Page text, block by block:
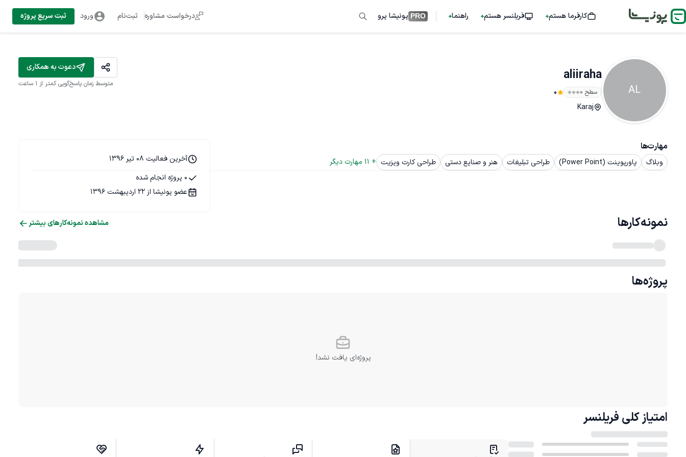
کارفرما هستم فریلنسر هستم راهنما PRO پونیشا پرو درخواست مشاوره ثبت‌نام ورود ثبت سریع پروژه
AL
aliiraha
سطح ۰ 0
Karaj
دعوت به همکاری
متوسط زمان پاسخ‌گویی کمتر از 1 ساعت
مهارت‌ها
وبلاگ پاورپوینت (Power Point) طراحی تبلیغات هنر و صنایع دستی طراحی کارت ویزیت +
11 مهارت دیگر
آخرین فعالیت 08 تیر 1396
0 پروژه انجام شده
عضو پونیشا از 22 اردیبهشت 1396
نمونه‌کارها مشاهده نمونه‌کارهای بیشتر
پروژه‌ها
پروژه‌ای یافت نشد!
امتیاز کلی فریلنسر